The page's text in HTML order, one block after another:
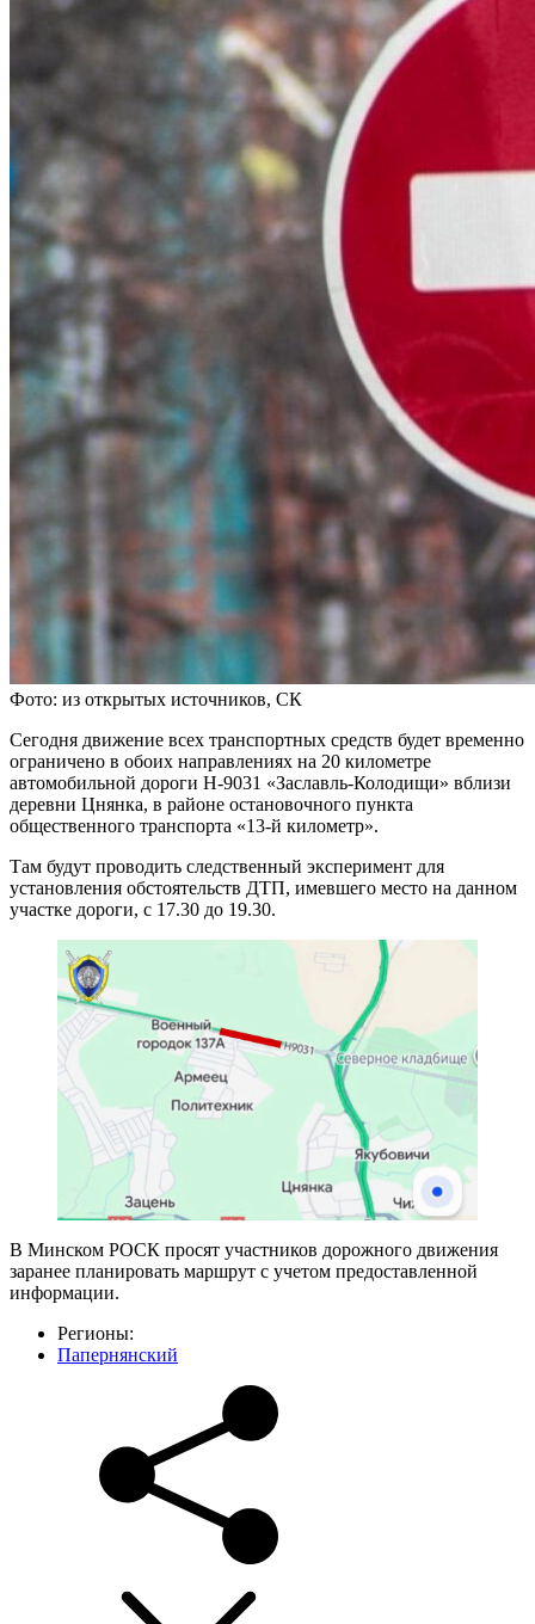
Фото: из открытых источников, СК
Сегодня движение всех транспортных средств будет временно
ограничено в обоих направлениях на 20 километре
автомобильной дороги H-9031 «Заславль-Колодищи» вблизи
деревни Цнянка, в районе остановочного пункта
общественного транспорта «13-й километр».
Там будут проводить следственный эксперимент для
установления обстоятельств ДТП, имевшего место на данном
участке дороги, с 17.30 до 19.30.
В Минском РОСК просят участников дорожного движения
заранее планировать маршрут с учетом предоставленной
информации.
Регионы:
Папернянский